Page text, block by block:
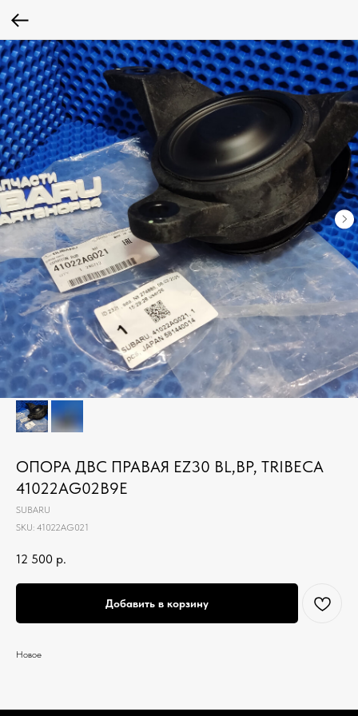
ОПОРА ДВС ПРАВАЯ EZ30 BL,BP, TRIBECA
41022AG02B9E
SUBARU
SKU: 41022AG021
12 500 р.
Добавить в корзину
Новое